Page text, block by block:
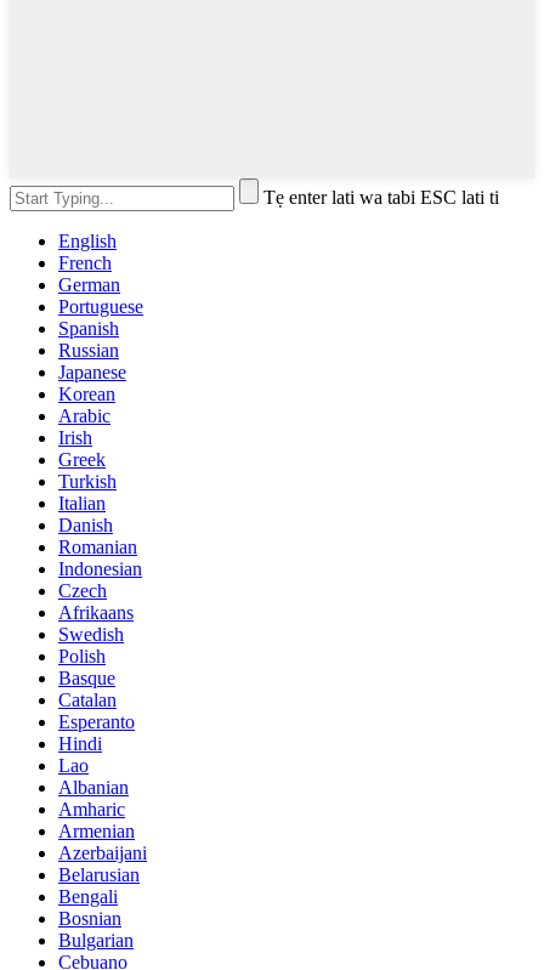
Tẹ enter lati wa tabi ESC lati ti
English
French
German
Portuguese
Spanish
Russian
Japanese
Korean
Arabic
Irish
Greek
Turkish
Italian
Danish
Romanian
Indonesian
Czech
Afrikaans
Swedish
Polish
Basque
Catalan
Esperanto
Hindi
Lao
Albanian
Amharic
Armenian
Azerbaijani
Belarusian
Bengali
Bosnian
Bulgarian
Cebuano